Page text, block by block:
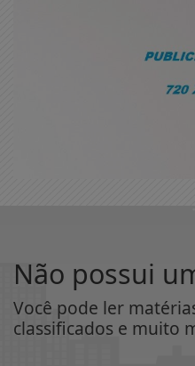
Não possui
Você pode ler
classificados e muito